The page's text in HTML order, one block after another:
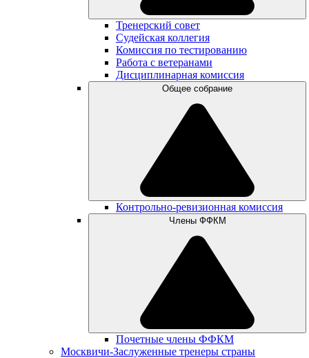
Тренерский совет
Судейская коллегия
Комиссия по тестированию
Работа с ветеранами
Дисциплинарная комиссия
Общее собрание
Контрольно-ревизионная комиссия
Члены ФФКМ
Почетные члены ФФКМ
Москвичи-Заслуженные тренеры страны